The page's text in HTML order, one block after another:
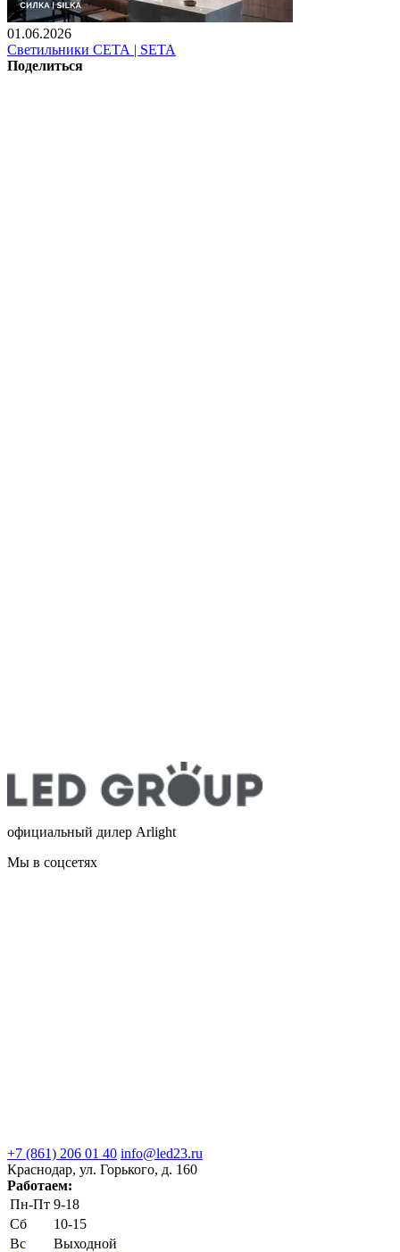
01.06.2026
Светильники СЕТА | SETA
Поделиться
официальный дилер Arlight
Мы в соцсетях
+7 (861) 206 01 40 info@led23.ru
Краснодар, ул. Горького, д. 160
Работаем:
Пн-Пт 9-18
Сб
10-15
Вс
Выходной